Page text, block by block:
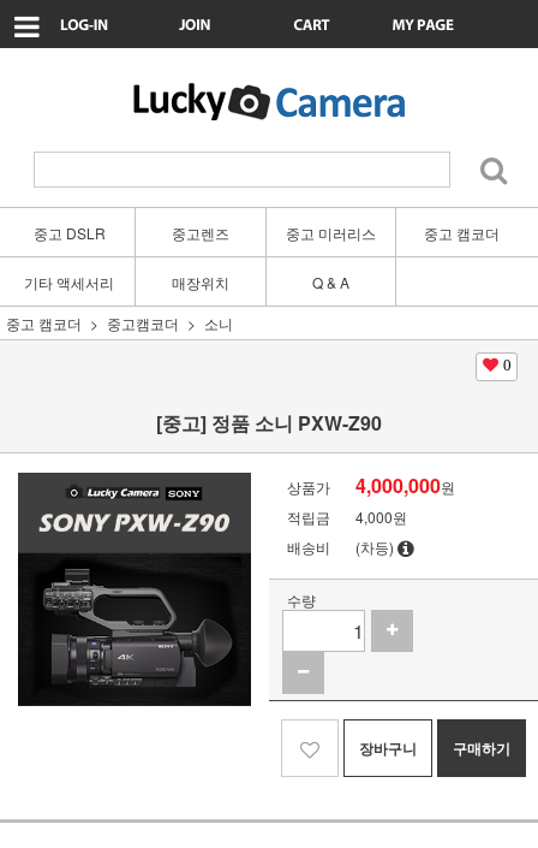
중고 DSLR 중고렌즈 중고 미러리스 중고 캠코더
기타 액세서리 매장위치
Q & A
중고 캠코더
중고캠코더 소니
0
[중고] 정품 소니 PXW-Z90
상품가 4,000,000원
적립금
4,000원
배송비
(차등)
수량
장바구니 구매하기